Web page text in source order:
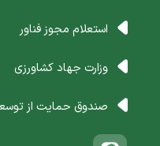
استعلام مجوز فناور
وزارت جهاد کشاورزی
صندوق حمایت از